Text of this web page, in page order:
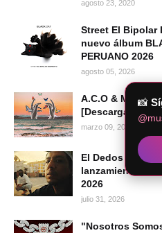
agosto 23, 2020
Street El Bipolar
nuevo álbum
PERUANO 2026
agosto 05, 2026
A.C.O & Matías
[Descargar Mp3]
marzo 09, 2022
El Dedos
lanzamiento
2026
julio 31, 2026
"Nosotros
📸